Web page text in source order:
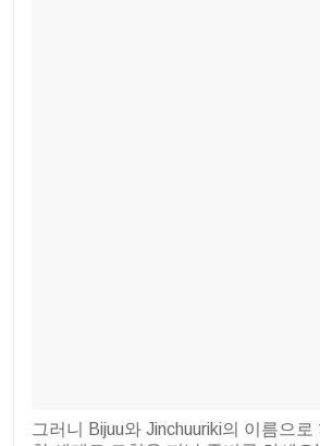
그러니 Bijuu와 Jinchuuriki의 이름으